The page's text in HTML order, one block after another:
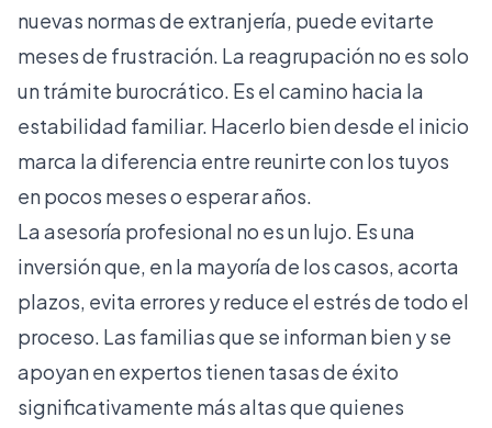
nuevas normas de extranjería, puede evitarte
meses de frustración. La reagrupación no es solo
un trámite burocrático. Es el camino hacia la
estabilidad familiar. Hacerlo bien desde el inicio
marca la diferencia entre reunirte con los tuyos
en pocos meses o esperar años.
La asesoría profesional no es un lujo. Es una
inversión que, en la mayoría de los casos, acorta
plazos, evita errores y reduce el estrés de todo el
proceso. Las familias que se informan bien y se
apoyan en expertos tienen tasas de éxito
significativamente más altas que quienes